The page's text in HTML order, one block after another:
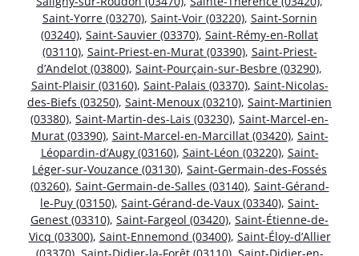
Saint-Yorre (03270), Saint-Voir (03220), Saint-Sornin
(03240), Saint-Sauvier (03370), Saint-Rémy-en-Rollat
(03110), Saint-Priest-en-Murat (03390), Saint-Priest-
d’Andelot (03800), Saint-Pourçain-sur-Besbre (03290),
Saint-Plaisir (03160), Saint-Palais (03370), Saint-Nicolas-
des-Biefs (03250), Saint-Menoux (03210), Saint-Martinien
(03380), Saint-Martin-des-Lais (03230), Saint-Marcel-en-
Murat (03390), Saint-Marcel-en-Marcillat (03420), Saint-
Léopardin-d’Augy (03160), Saint-Léon (03220), Saint-
Léger-sur-Vouzance (03130), Saint-Germain-des-Fossés
(03260), Saint-Germain-de-Salles (03140), Saint-Gérand-
le-Puy (03150), Saint-Gérand-de-Vaux (03340), Saint-
Genest (03310), Saint-Fargeol (03420), Saint-Étienne-de-
Vicq (03300), Saint-Ennemond (03400), Saint-Éloy-d’Allier